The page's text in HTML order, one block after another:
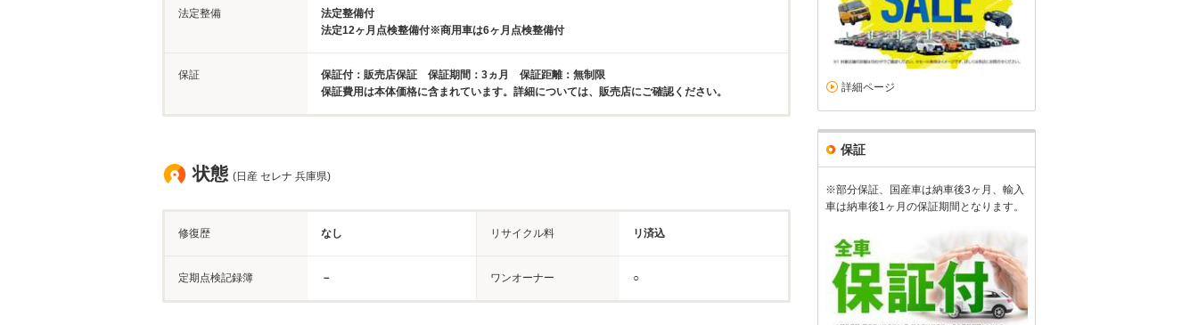
法定整備
法定整備付
法定12ヶ月点検整備付※商用車は6ヶ月点検整備付
保証
保証付：販売店保証 保証期間：3ヵ月 保証距離：無制限
保証費用は本体価格に含まれています。詳細については、販売店にご確認ください。
状態 (日産 セレナ 兵庫県)
修復歴 なし リサイクル料 リ済込
定期点検記録簿 － ワンオーナー ○
詳細ページ
保証
※部分保証、国産車は納車後3ヶ月、輸入
車は納車後1ヶ月の保証期間となります。